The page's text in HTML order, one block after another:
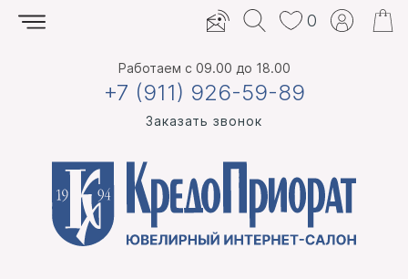
Работаем с 09.00 до 18.00
+7 (911) 926-59-89
Заказать звонок
0